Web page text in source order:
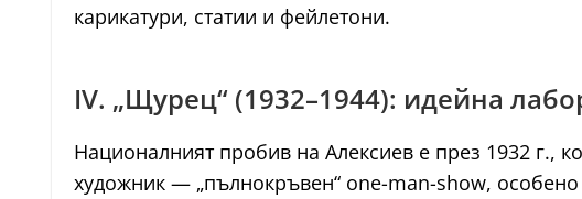
карикатури, статии и фейлетони.
IV. „Щурец“ (1932–1944): идейна
Националният пробив на Алексиев е през 1932 г.,
художник — „пълнокръвен“ one-man-show,